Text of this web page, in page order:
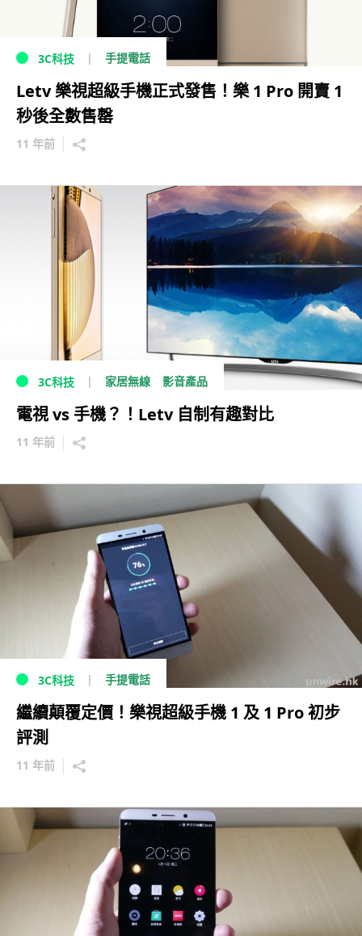
3C科技 手提電話
Letv 樂視超級手機正式發售！樂 1 Pro 開賣 1
秒後全數售罄
11 年前
3C科技 家居無線 影音產品
電視 vs 手機？！Letv 自制有趣對比
11 年前
3C科技 手提電話
繼續顛覆定價！樂視超級手機 1 及 1 Pro 初步
評測
11 年前